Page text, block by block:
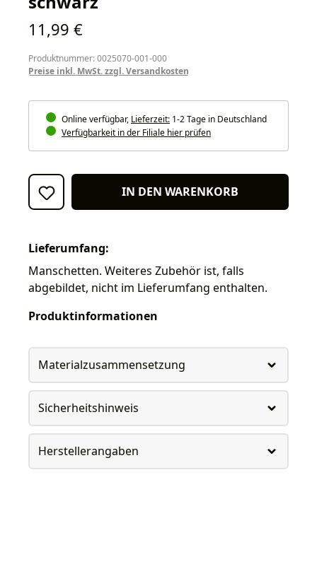
Regulärer Preis:
11,99 €
Produktnummer: 0025070-001-000
Preise inkl. MwSt. zzgl. Versandkosten
Online verfügbar, Lieferzeit: 1-2 Tage in Deutschland
Verfügbarkeit in der Filiale hier prüfen
IN DEN WARENKORB
Lieferumfang:
Manschetten. Weiteres Zubehör ist, falls
abgebildet, nicht im Lieferumfang enthalten.
Produktinformationen
Materialzusammensetzung
Sicherheitshinweis
Herstellerangaben